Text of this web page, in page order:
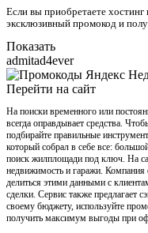
Если вы приобретаете
эксклюзивный промокод и
Показать
admitad4ever
Перейти на сайт
На поиски временного или
всегда оправдывает средства.
подбирайте правильные
который собрал в себе все:
поиск жилплощади под ключ. На
недвижимость и гаражи. Компания
делиться этими данными с
сделки. Сервис также предлагает
своему бюджету, используйте
получить максимум выгоды при